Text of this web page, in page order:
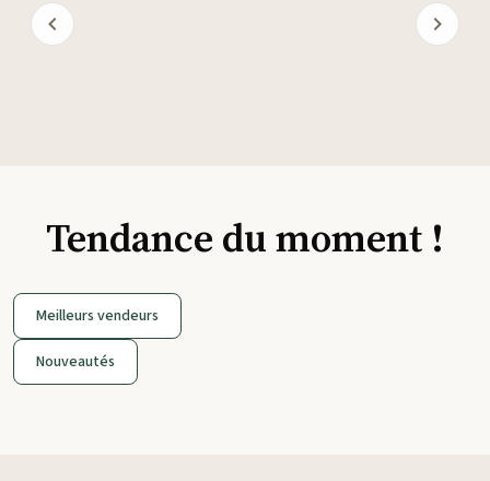
Tendance du moment !
Meilleurs vendeurs
Nouveautés